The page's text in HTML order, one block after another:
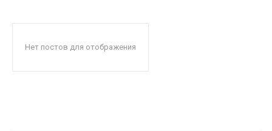
Нет постов для отображения